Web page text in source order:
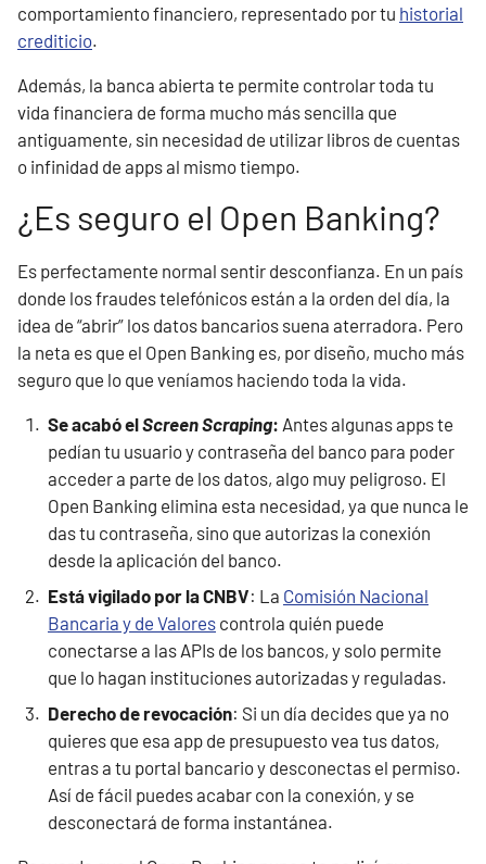
comportamiento financiero, representado por tu historial
crediticio.
Además, la banca abierta te permite controlar toda tu
vida financiera de forma mucho más sencilla que
antiguamente, sin necesidad de utilizar libros de cuentas
o infinidad de apps al mismo tiempo.
¿Es seguro el Open Banking?
Es perfectamente normal sentir desconfianza. En un país
donde los fraudes telefónicos están a la orden del día, la
idea de “abrir” los datos bancarios suena aterradora. Pero
la neta es que el Open Banking es, por diseño, mucho más
seguro que lo que veníamos haciendo toda la vida.
Se acabó elScreen Scraping: Antes algunas apps te
pedían tu usuario y contraseña del banco para poder
acceder a parte de los datos, algo muy peligroso. El
Open Banking elimina esta necesidad, ya que nunca le
das tu contraseña, sino que autorizas la conexión
desde la aplicación del banco.
Está vigilado por la CNBV: La Comisión Nacional
Bancaria y de Valores controla quién puede
conectarse a las APIs de los bancos, y solo permite
que lo hagan instituciones autorizadas y reguladas.
Derecho de revocación: Si un día decides que ya no
quieres que esa app de presupuesto vea tus datos,
entras a tu portal bancario y desconectas el permiso.
Así de fácil puedes acabar con la conexión, y se
desconectará de forma instantánea.